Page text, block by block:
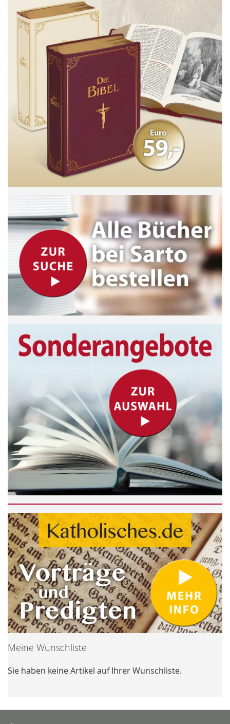
Meine Wunschliste
Sie haben keine Artikel auf Ihrer Wunschliste.